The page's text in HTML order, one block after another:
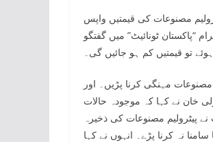
مصنوعات کی قیمتیں واپس
“پاکستان ٹونائیٹ” میں گفتگو
تو قیمتیں کم ہو جائیں گی۔
مہنگی کرنا پڑیں۔ اور
خان نے کہا کہ موجودہ حالات
پیٹرولیم مصنوعات کی ذخیرہ
نہ کرنا پڑے۔ انہوں نے کہا